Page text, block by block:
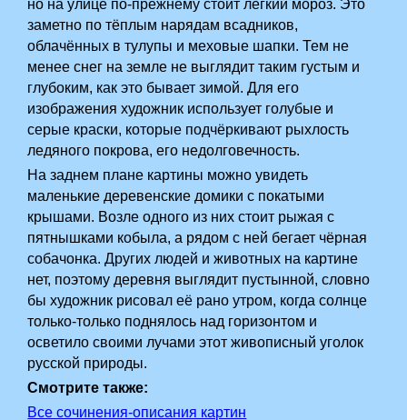
но на улице по-прежнему стоит лёгкий мороз. Это
заметно по тёплым нарядам всадников,
облачённых в тулупы и меховые шапки. Тем не
менее снег на земле не выглядит таким густым и
глубоким, как это бывает зимой. Для его
изображения художник использует голубые и
серые краски, которые подчёркивают рыхлость
ледяного покрова, его недолговечность.
На заднем плане картины можно увидеть
маленькие деревенские домики с покатыми
крышами. Возле одного из них стоит рыжая с
пятнышками кобыла, а рядом с ней бегает чёрная
собачонка. Других людей и животных на картине
нет, поэтому деревня выглядит пустынной, словно
бы художник рисовал её рано утром, когда солнце
только-только поднялось над горизонтом и
осветило своими лучами этот живописный уголок
русской природы.
Смотрите также:
Все сочинения-описания картин